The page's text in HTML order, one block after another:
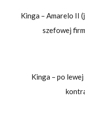
Kinga – Amarelo II
szefowej
Kinga – po